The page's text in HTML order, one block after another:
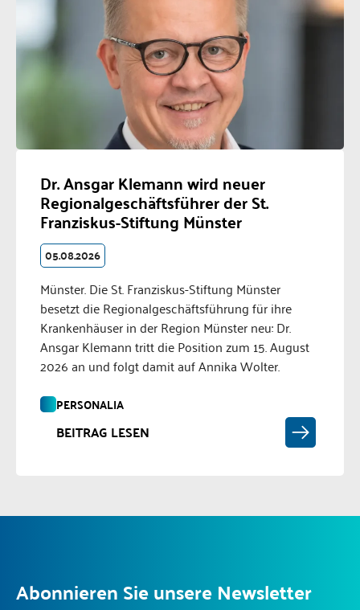
Dr. Ansgar Klemann wird neuer
Regionalgeschäftsführer der St.
Franziskus-Stiftung Münster
05.08.2026
Münster. Die St. Franziskus-Stiftung Münster
besetzt die Regionalgeschäftsführung für ihre
Krankenhäuser in der Region Münster neu: Dr.
Ansgar Klemann tritt die Position zum 15. August
2026 an und folgt damit auf Annika Wolter.
PERSONALIA
BEITRAG LESEN
Abonnieren Sie unsere Newsletter